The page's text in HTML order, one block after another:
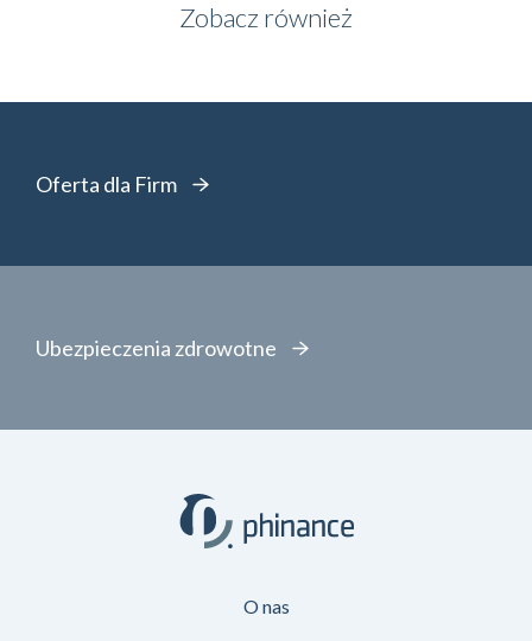
Zobacz również
Oferta dla Firm
Ubezpieczenia zdrowotne
O nas